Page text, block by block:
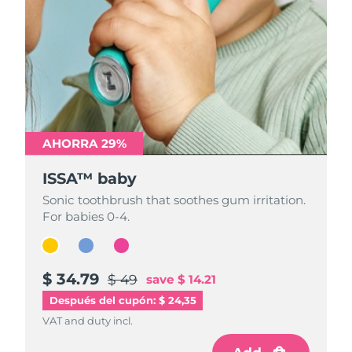
AHORRA 29%
ISSA™ baby
Sonic toothbrush that soothes gum irritation.
For babies 0-4.
$ 34.79 $ 49 save $ 14.21
Después del cupón: $ 24,35
VAT and duty incl.
AHORRA 29%
ISSA™ baby
Sonic toothbrush that soothes gum irritation.
For babies 0-4.
$ 34.79 $ 49 save $ 14.21
VAT and duty incl.
AHORRA 29%
ISSA™ baby
Sonic toothbrush that soothes gum irritation.
For babies 0-4.
$ 34.79 $ 49 save $ 14.21
VAT and duty incl.